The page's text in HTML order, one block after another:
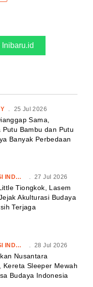
Inibaru.id
. 25 Jul 2026
Sama,
Putu Bambu dan Putu
Banyak Perbedaan
INSPIRASI INDONESIA . 27 Jul 2026
Tiongkok, Lasem
Akulturasi Budaya
Terjaga
INSPIRASI INDONESIA 28 Jul 2026
Nusantara
Kereta Sleeper Mewah
Budaya Indonesia